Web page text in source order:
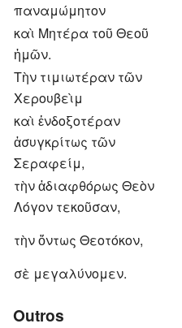
παναμώμητον
καὶ Μητέρα τοῦ Θεοῦ
ἡμῶν.
Τὴν τιμιωτέραν τῶν
Χερουβεὶμ
καὶ ἐνδοξοτέραν
ἀσυγκρίτως τῶν
Σεραφείμ,
τὴν ἀδιαφθόρως Θεὸν
Λόγον τεκοῦσαν,
τὴν ὄντως Θεοτόκον,
σὲ μεγαλύνομεν.
Outros